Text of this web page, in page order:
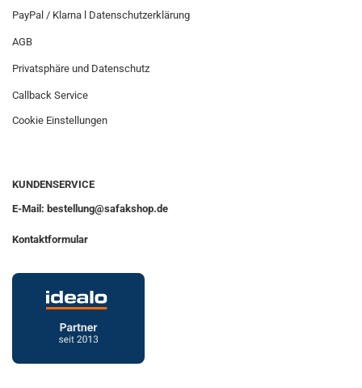
PayPal / Klarna l Datenschutzerklärung
AGB
Privatsphäre und Datenschutz
Callback Service
Cookie Einstellungen
KUNDENSERVICE
E-Mail: bestellung@safakshop.de
Kontaktformular